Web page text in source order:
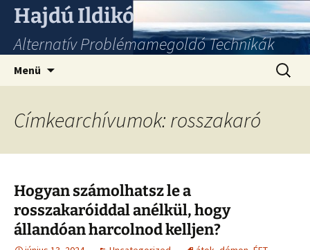
Hajdú Ildikó
Alternatív Problémamegoldó Technikák
Menü
Címkearchívumok: rosszakaró
Hogyan számolhatsz le a
rosszakaróiddal anélkül, hogy
állandóan harcolnod kelljen?